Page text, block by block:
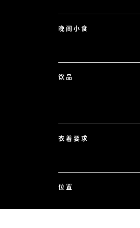
晚间小食
饮品
衣着要求
位置